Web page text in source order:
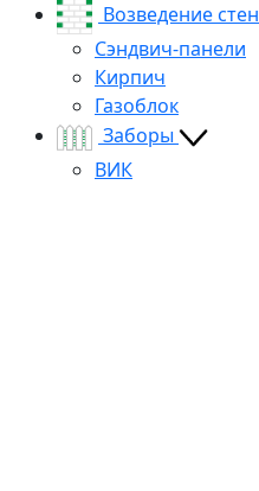
Возведение стен
Сэндвич-панели
Кирпич
Газоблок
Заборы
ВИК